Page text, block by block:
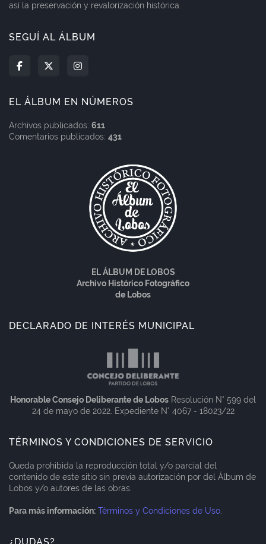
así la preservación y revalorización histórica.
SEGUÍ AL ÁLBUM
EL ÁLBUM EN NÚMEROS
Archivos publicados: 611
Comentarios publicados: 431
EL ÁLBUM DE LOBOS
Archivo Histórico Fotográfico
de Lobos
DECLARADO DE INTERÉS MUNICIPAL
Honorable Consejo Deliberante de Lobos Resolución N° 599 del
24 de mayo de 2022. Expediente N° 4067 - 18023/22
TÉRMINOS Y CONDICIONES DE SERVICIO
Queda prohibida la reproducción total y/o parcial del
contenido de este sitio sin previa autorización por del Álbum de
Lobos y/o autores de las obras.
Para más información: Términos y Condiciones de Uso.